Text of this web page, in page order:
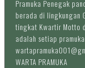
Pramuka Penegak
berada di lingkungan
tingkat Kwartir Motto
adalah setiap
WARTA PRAMUKA